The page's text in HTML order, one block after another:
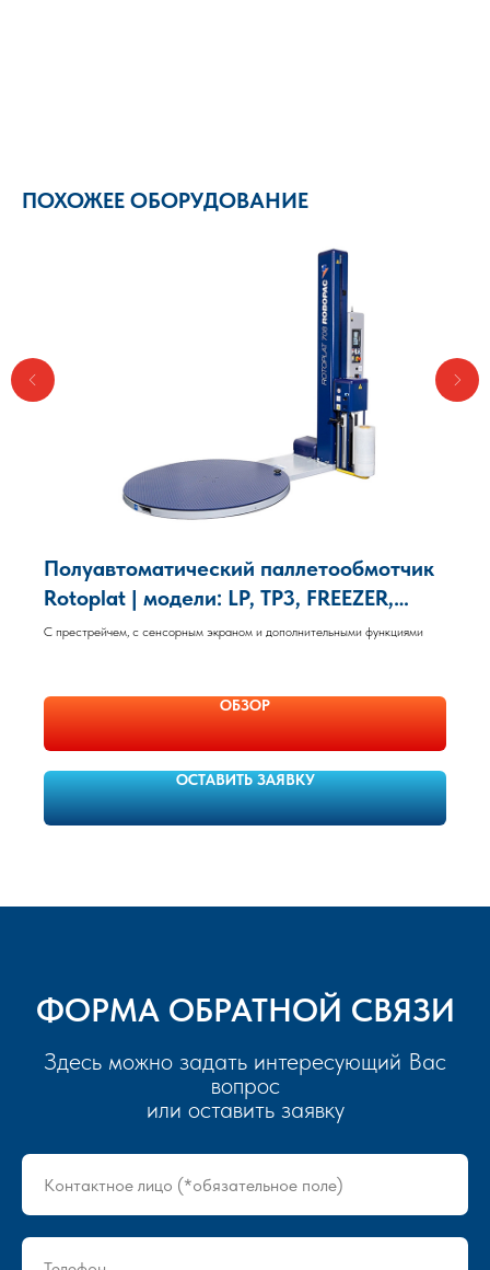
ПОХОЖЕЕ ОБОРУДОВАНИЕ
Полуавтоматический паллетообмотчик
Rotoplat | модели: LP, TP3, FREEZER,
FREEZER TP3, INOX, INOX TP3 Robopac
С престрейчем, с сенсорным экраном и дополнительными функциями
ОБЗОР
ОСТАВИТЬ ЗАЯВКУ
ФОРМА ОБРАТНОЙ СВЯЗИ
Здесь можно задать интересующий Вас
вопрос
или оставить заявку